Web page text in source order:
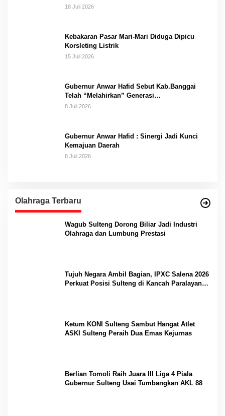
18 Juli 2026
Kebakaran Pasar Mari-Mari Diduga Dipicu
Korsleting Listrik
15 Juli 2026
Gubernur Anwar Hafid Sebut Kab.Banggai
Telah “Melahirkan” Generasi…
8 Juli 2026
Gubernur Anwar Hafid : Sinergi Jadi Kunci
Kemajuan Daerah
8 Juli 2026
Olahraga Terbaru
Wagub Sulteng Dorong Biliar Jadi Industri
Olahraga dan Lumbung Prestasi
Tujuh Negara Ambil Bagian, IPXC Salena 2026
Perkuat Posisi Sulteng di Kancah Paralayang
Ketum KONI Sulteng Sambut Hangat Atlet
ASKI Sulteng Peraih Dua Emas Kejurnas
Berlian Tomoli Raih Juara III Liga 4 Piala
Gubernur Sulteng Usai Tumbangkan AKL 88